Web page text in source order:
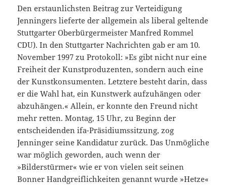
Den erstaunlichsten Beitrag zur Verteidigung
Jenningers lieferte der allgemein als liberal geltende
Stuttgarter Oberbürgermeister Manfred Rommel
CDU). In den Stuttgarter Nachrichten gab er am 10.
November 1997 zu Protokoll: »Es gibt nicht nur eine
Freiheit der Kunstproduzenten, sondern auch eine
der Kunstkonsumenten. Letztere besteht darin, dass
er die Wahl hat, ein Kunstwerk aufzuhängen oder
abzuhängen.« Allein, er konnte den Freund nicht
mehr retten. Montag, 15 Uhr, zu Beginn der
entscheidenden ifa-Präsidiumssitzung, zog
Jenninger seine Kandidatur zurück. Das Unmögliche
war möglich geworden, auch wenn der
»Bilderstürmer« wie er von vielen seit seinen
Bonner Handgreiflichkeiten genannt wurde »Hetze«